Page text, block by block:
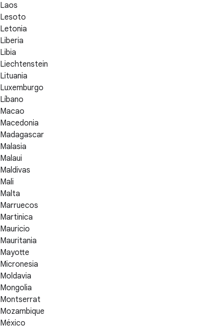
Laos
Lesoto
Letonia
Liberia
Libia
Liechtenstein
Lituania
Luxemburgo
Líbano
Macao
Macedonia
Madagascar
Malasia
Malaui
Maldivas
Mali
Malta
Marruecos
Martinica
Mauricio
Mauritania
Mayotte
Micronesia
Moldavia
Mongolia
Montserrat
Mozambique
México